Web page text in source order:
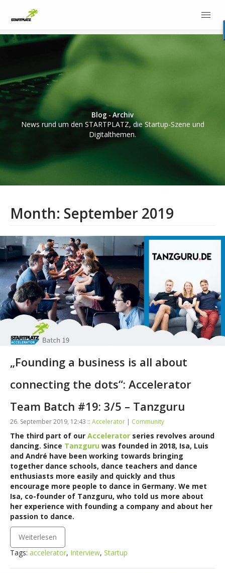
Blog - Archiv
News rund um den STARTPLATZ, die Startup-Szene und
Digitalthemen.
Month: September 2019
„Founding a business is all about
connecting the dots“: Accelerator
Team Batch #19: 3/5 – Tanzguru
26. September 2019, 12:43 :: Accelerator | Community
The third part of our Accelerator series revolves around
dancing. Since Tanzguru was founded in 2018, Isa, Luis
and André have been working towards bringing
together dance schools, dance teachers and dance
enthusiasts more easily and quickly and thus
encourage more people to dance in Germany. We met
Isa, co-founder of Tanzguru, who told us more about
her experience with founding a company and about her
passion to dance.
Weiterlesen
Tags: accelerator, Interview, Startup